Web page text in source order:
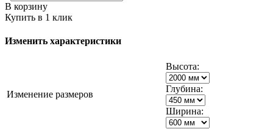
В корзину
Купить в 1 клик
Изменить характеристики
Изменение размеров
Высота:
Глубина:
Ширина: